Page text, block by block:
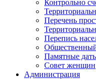
Контрольно
Перечень
Перепись
Памятные
Совет женщин
Администрация